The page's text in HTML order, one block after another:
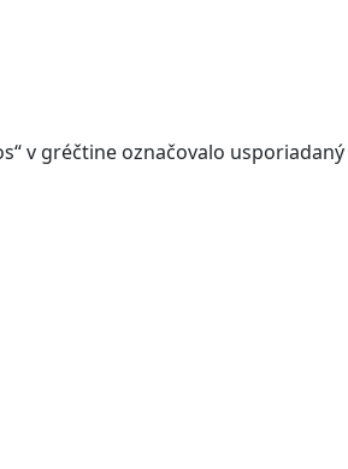
v gréčtine označovalo usporiadaný